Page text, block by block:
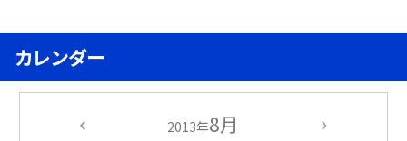
カレンダー
2013年8月